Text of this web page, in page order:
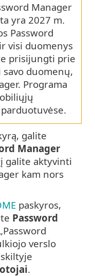
Manager
yra 2027 m.
Password
visi duomenys
prisijungti prie
duomenų,
Programa
galite
Manager
galite aktyvinti
kam nors
paskyros,
Password
verslo
.